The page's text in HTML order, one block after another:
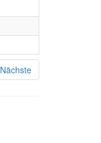
Nächste